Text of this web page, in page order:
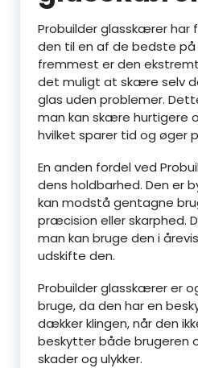
Probuilder glasskærer har
den til en af de bedste
fremmest er den
det muligt at skære selv
glas uden problemer.
man kan skære hurtigere
hvilket sparer tid og øger
En anden fordel ved
dens holdbarhed. Den er
kan modstå gentagne
præcision eller skarphed.
man kan bruge den i
udskifte den.
Probuilder glasskærer er
bruge, da den har en
dækker klingen, når den
beskytter både brugeren
skader og ulykker.